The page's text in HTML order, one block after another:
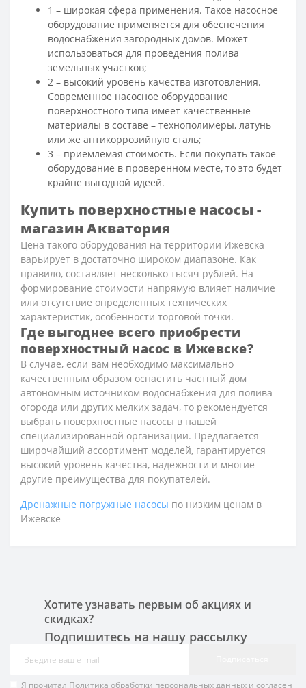
1 – широкая сфера применения. Такое насосное
оборудование применяется для обеспечения
водоснабжения загородных домов. Может
использоваться для проведения полива
земельных участков;
2 – высокий уровень качества изготовления.
Современное насосное оборудование
поверхностного типа имеет качественные
материалы в составе – технополимеры, латунь
или же антикоррозийную сталь;
3 – приемлемая стоимость. Если покупать такое
оборудование в проверенном месте, то это будет
крайне выгодной идеей.
Купить поверхностные насосы -
магазин Акватория
Цена такого оборудования на территории Ижевска
варьирует в достаточно широком диапазоне. Как
правило, составляет несколько тысяч рублей. На
формирование стоимости напрямую влияет наличие
или отсутствие определенных технических
характеристик, особенности торговой точки.
Где выгоднее всего приобрести
поверхностный насос в Ижевске?
В случае, если вам необходимо максимально
качественным образом оснастить частный дом
автономным источником водоснабжения для полива
огорода или других мелких задач, то рекомендуется
выбрать поверхностные насосы в нашей
специализированной организации. Предлагается
широчайший ассортимент моделей, гарантируется
высокий уровень качества, надежности и многие
другие преимущества для покупателей.
Дренажные погружные насосы по низким ценам в
Ижевске
Хотите узнавать первым об акциях и
скидках?
Подпишитесь на нашу рассылку
Я прочитал Политика обработки персональных данных и согласен